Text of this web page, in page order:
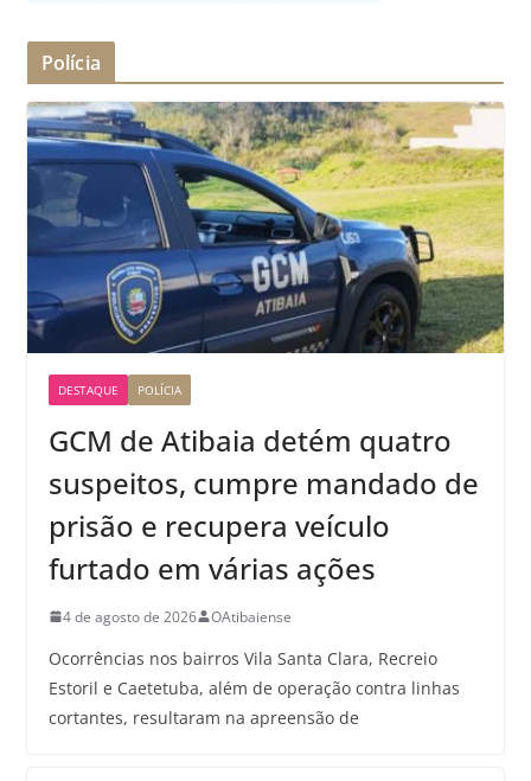
Polícia
DESTAQUE POLÍCIA
GCM de Atibaia detém quatro
suspeitos, cumpre mandado de
prisão e recupera veículo
furtado em várias ações
4 de agosto de 2026 OAtibaiense
Ocorrências nos bairros Vila Santa Clara, Recreio
Estoril e Caetetuba, além de operação contra linhas
cortantes, resultaram na apreensão de